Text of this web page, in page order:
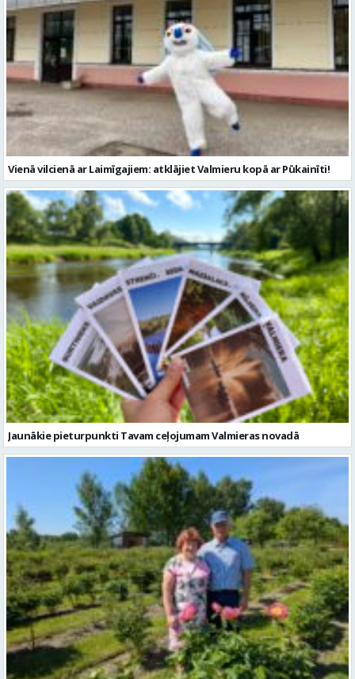
Vienā vilcienā ar Laimīgajiem: atklājiet Valmieru kopā ar Pūkainīti!
Jaunākie pieturpunkti Tavam ceļojumam Valmieras novadā